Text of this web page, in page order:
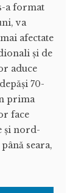
a format
va
afectate
și de
aduce
70-
prima
face
și nord-
seara,